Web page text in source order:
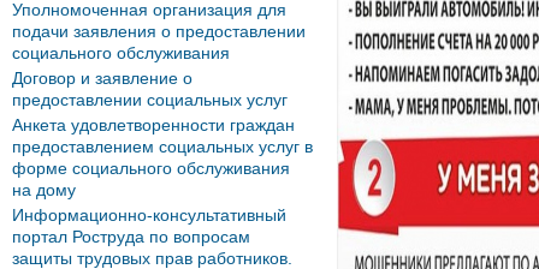
Уполномоченная организация для
подачи заявления о предоставлении
социального обслуживания
Договор и заявление о
предоставлении социальных услуг
Анкета удовлетворенности граждан
предоставлением социальных услуг в
форме социального обслуживания
на дому
Информационно-консультативный
портал Роструда по вопросам
защиты трудовых прав работников.